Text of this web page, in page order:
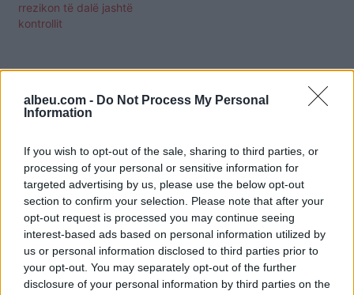
albeu.com - Do Not Process My Personal
Information
If you wish to opt-out of the sale, sharing to third parties, or
processing of your personal or sensitive information for
targeted advertising by us, please use the below opt-out
section to confirm your selection. Please note that after your
opt-out request is processed you may continue seeing
interest-based ads based on personal information utilized by
us or personal information disclosed to third parties prior to
your opt-out. You may separately opt-out of the further
disclosure of your personal information by third parties on the
rrezikon të dalë jashtë
kontrollit